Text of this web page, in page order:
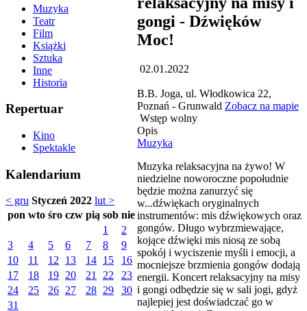
Muzyka
Teatr
Film
Książki
Sztuka
Inne
Historia
Repertuar
Kino
Spektakle
Kalendarium
< gru Styczeń 2022 lut >
pon wto śro czw pią sob nie
1
2
3
4 5 6 7 8
9
10
11 12 13 14 15
16
17
18 19 20 21 22
23
24
25 26 27 28 29
30
31
gongi - Dźwięków
Moc!
02.01.2022
B.B. Joga, ul. Włodkowica 22,
Poznań - Grunwald Zobacz na mapie
Wstęp wolny
Opis
Muzyka
Muzyka relaksacyjna na żywo! W
niedzielne noworoczne popołudnie
będzie można zanurzyć się
w...dźwiękach oryginalnych
instrumentów: mis dźwiękowych oraz
gongów. Długo wybrzmiewające,
kojące dźwięki mis niosą ze sobą
spokój i wyciszenie myśli i emocji, a
mocniejsze brzmienia gongów dodają
energii. Koncert relaksacyjny na misy
i gongi odbędzie się w sali jogi, gdyż
najlepiej jest doświadczać go w